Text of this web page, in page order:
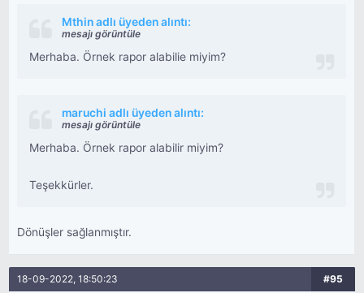
Mthin adlı üyeden alıntı:
mesajı görüntüle
Merhaba. Örnek rapor alabilie miyim?
maruchi adlı üyeden alıntı:
mesajı görüntüle
Merhaba. Örnek rapor alabilir miyim?
Teşekkürler.
Dönüşler sağlanmıştır.
18-09-2022, 18:50:23 #95